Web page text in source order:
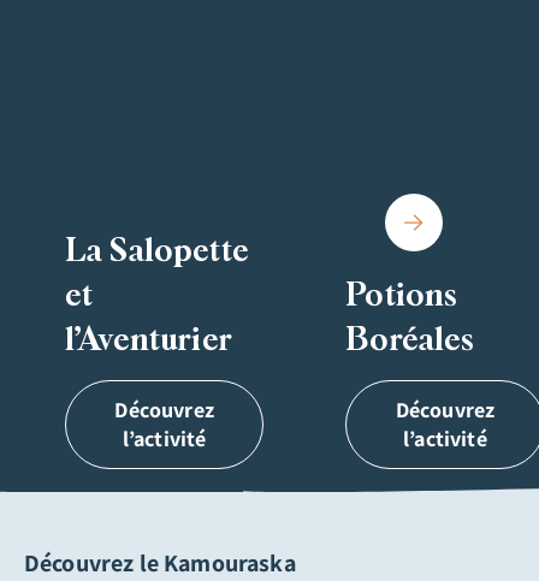
La Salopette
et
l’Aventurier
Découvrez
l’activité
Potions
Boréales
Découvrez
l’activité
Découvrez le Kamouraska